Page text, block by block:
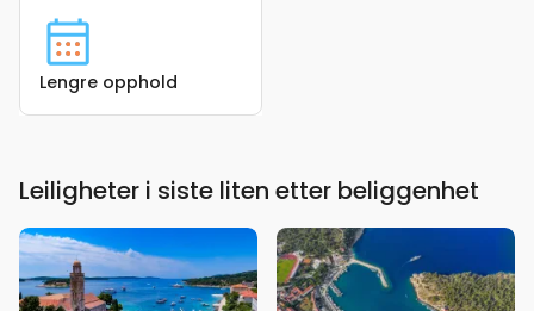
Lengre opphold
Leiligheter i siste liten etter beliggenhet